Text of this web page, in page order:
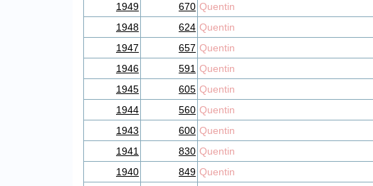
1949
670 Quentin
1948
624 Quentin
1947
657 Quentin
1946
591 Quentin
1945
605 Quentin
1944
560 Quentin
1943
600 Quentin
1941
830 Quentin
1940
849 Quentin